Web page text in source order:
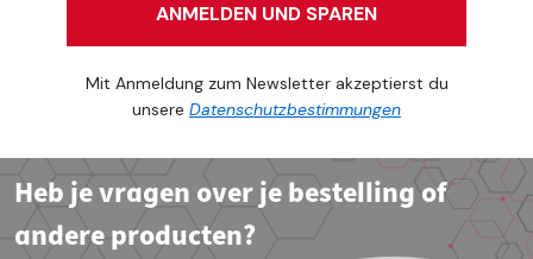
ANMELDEN UND SPAREN
Mit Anmeldung zum Newsletter akzeptierst du
unsere Datenschutzbestimmungen
Heb je vragen over je bestelling of
andere producten?